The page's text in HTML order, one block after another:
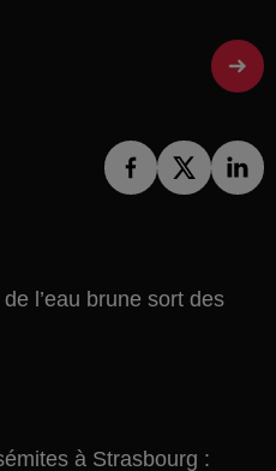
l’eau brune sort des
à Strasbourg :